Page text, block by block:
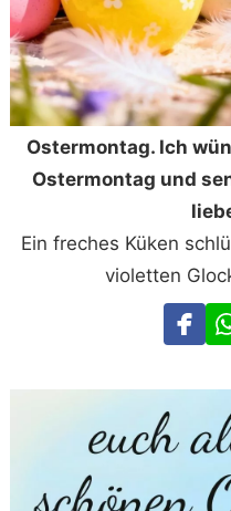
Ostermontag. Ich
Ostermontag und
Ein freches Küken
violetten